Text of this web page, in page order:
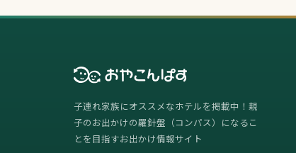
子連れ家族にオススメなホテルを掲載中！親
子のお出かけの羅針盤（コンパス）になるこ
とを目指すお出かけ情報サイト